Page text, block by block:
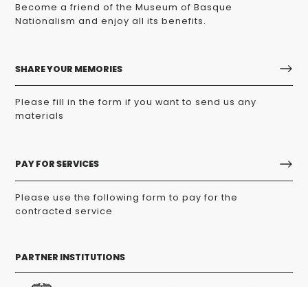
Become a friend of the Museum of Basque
Nationalism and enjoy all its benefits.
SHARE YOUR MEMORIES
Please fill in the form if you want to send us any
materials
PAY FOR SERVICES
Please use the following form to pay for the
contracted service
PARTNER INSTITUTIONS